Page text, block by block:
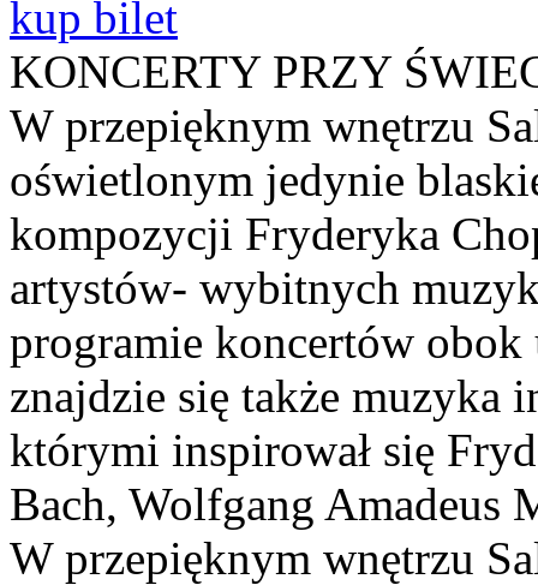
kup bilet
KONCERTY PRZY
W przepięknym wnętrzu
oświetlonym jedynie
kompozycji Fryderyka
artystów- wybitnych
programie koncertów
znajdzie się także muzyka
którymi inspirował się
Bach, Wolfgang Amadeus
W przepięknym wnętrzu